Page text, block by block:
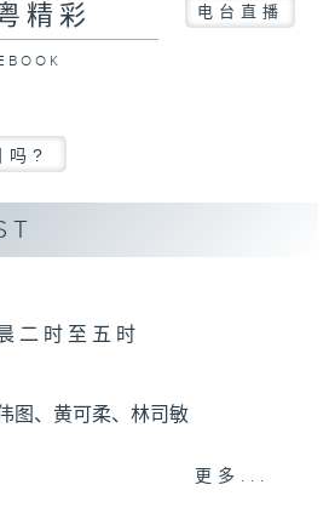
精彩 电台直播
吗?
二 时 至 五 时
图、黄可柔、林司敏
更多...